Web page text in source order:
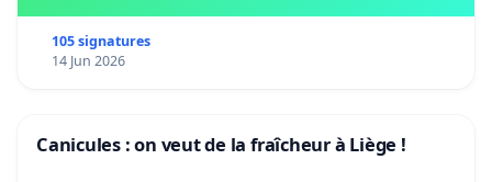
105 signatures
14 Jun 2026
Canicules : on veut de la fraîcheur à Liège !